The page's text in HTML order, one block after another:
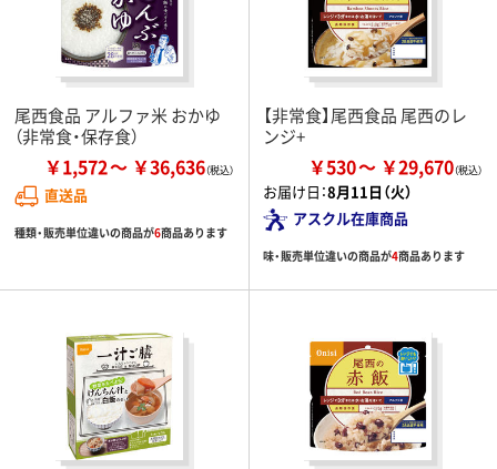
尾西食品 アルファ米 おかゆ
（非常食・保存食）
￥1,572 ￥36,636
直送品
種類・販売単位違いの商品が6商品あります
【非常食】尾西食品 尾西のレ
ンジ+
￥530 ￥29,670
お届け日：8月11日（火）
アスクル在庫商品
味・販売単位違いの商品が4商品あります